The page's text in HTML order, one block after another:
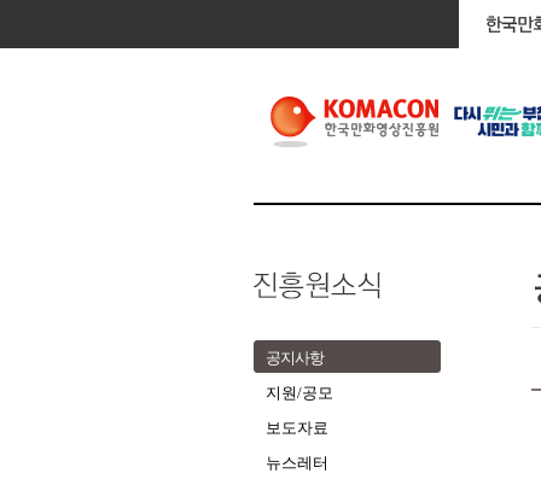
공지사항
지원/공모
보도자료
뉴스레터